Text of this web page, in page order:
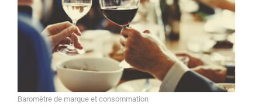
Baromètre de marque et consommation